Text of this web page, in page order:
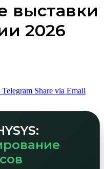
выставки
2026
Telegram Share via Email